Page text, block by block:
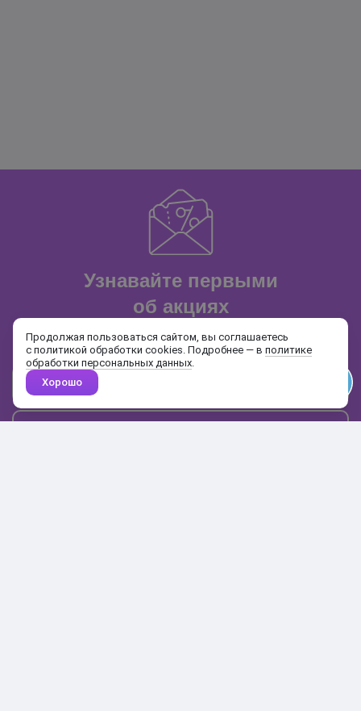
Узнавайте первыми
об акциях
и распродажах
Почта
Продолжая пользоваться сайтом, вы соглашаетесь
с политикой обработки cookies. Подробнее — в политике
обработки персональных данных.
Хорошо